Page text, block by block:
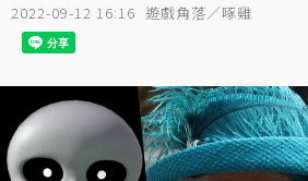
2022-09-12 16:16 遊戲角落／啄雞